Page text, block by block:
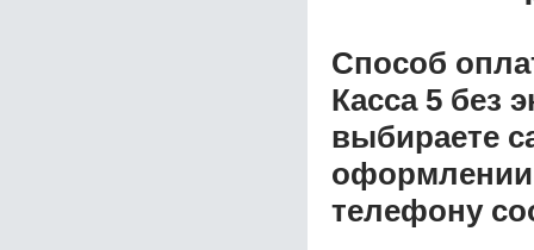
Способ
Касса 5 без
выбираете
оформлении
телефону